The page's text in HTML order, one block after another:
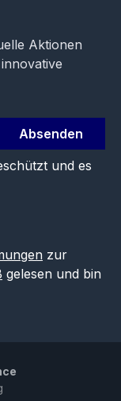
Aktionen
Absenden
und es
zur
gelesen und bin